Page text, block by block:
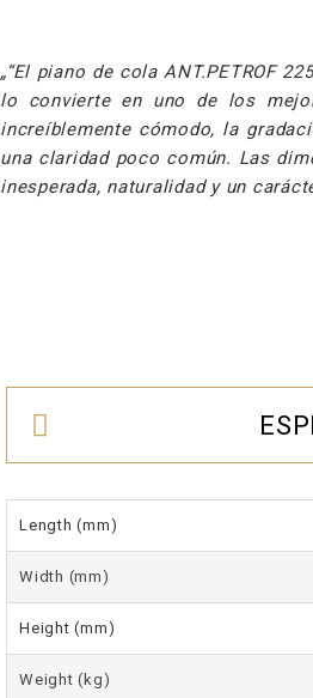
“El piano de cola ANT.PETROF
lo convierte en uno de los
increíblemente cómodo, la
una claridad poco común. Las
inesperada, naturalidad y un
Length (mm)
Width (mm)
Height (mm)
Weight (kg)